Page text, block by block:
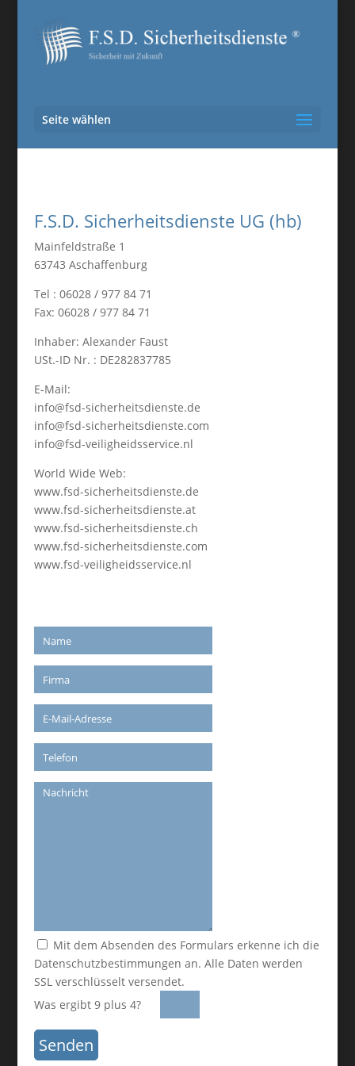
Seite wählen
F.S.D. Sicherheitsdienste UG (hb)
Mainfeldstraße 1
63743 Aschaffenburg
Tel : 06028 / 977 84 71
Fax: 06028 / 977 84 71
Inhaber: Alexander Faust
USt.-ID Nr. : DE282837785
E-Mail:
info@fsd-sicherheitsdienste.de
info@fsd-sicherheitsdienste.com
info@fsd-veiligheidsservice.nl
World Wide Web:
www.fsd-sicherheitsdienste.de
www.fsd-sicherheitsdienste.at
www.fsd-sicherheitsdienste.ch
www.fsd-sicherheitsdienste.com
www.fsd-veiligheidsservice.nl
Mit dem Absenden des Formulars erkenne ich die
Datenschutzbestimmungen an. Alle Daten werden
SSL verschlüsselt versendet.
Was ergibt 9 plus 4?